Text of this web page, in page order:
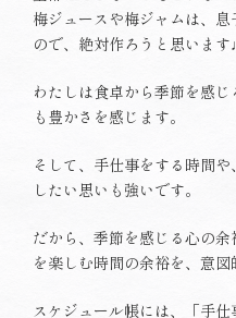
梅ジュースや梅ジャムは、
ので、絶対作ろうと思います♩
わたしは食卓から季節を感
も豊かさを感じます。
そして、手仕事をする時間
したい思いも強いです。
だから、季節を感じる心の
を楽しむ時間の余裕を、意図
スケジュール帳には、「手